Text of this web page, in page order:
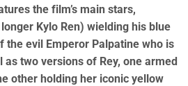
the film’s main stars,
Kylo Ren) wielding his blue
the evil Emperor Palpatine who is
two versions of Rey, one armed
other holding her iconic yellow